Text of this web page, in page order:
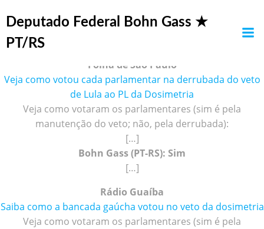
para
Deputado Federal Bohn Gass ★
PT/RS
Maio 2026
Folha de São Paulo
Veja como votou cada parlamentar na derrubada do veto
de Lula ao PL da Dosimetria
Veja como votaram os parlamentares (sim é pela
manutenção do veto; não, pela derrubada):
[…]
Bohn Gass (PT-RS): Sim
[…]
Rádio Guaíba
Saiba como a bancada gaúcha votou no veto da dosimetria
Veja como votaram os parlamentares (sim é pela